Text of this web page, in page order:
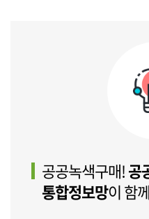
공공녹색구매!공
통합정보망이 함